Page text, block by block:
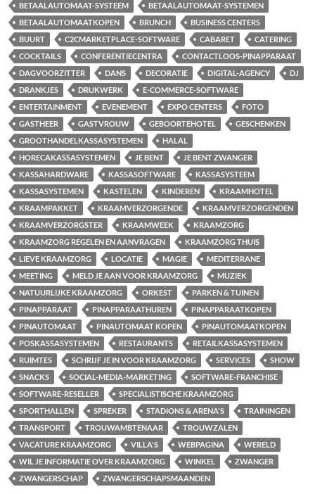
BETAALAUTOMAAT-SYSTEEM
BETAALAUTOMAAT-SYSTEMEN
BETAALAUTOMAATKOPEN
BRUNCH
BUSINESS CENTERS
BUURT
C2CMARKETPLACE-SOFTWARE CABARET
CATERING
COCKTAILS
CONFERENTIECENTRA
CONTACTLOOS-PINAPPARAAT
DAGVOORZITTER
DANS DECORATIE DIGITAL-AGENCY
DJ
DRANKJES
DRUKWERK
E-COMMERCE-SOFTWARE
ENTERTAINMENT
EVENEMENT EXPO CENTERS
FOTO
GASTHEER
GASTVROUW GEBOORTEHOTEL
GESCHENKEN
GROOTHANDELKASSASYSTEMEN
HALAL
HORECAKASSASYSTEMEN
JE BENT
JE BENT ZWANGER
KASSAHARDWARE
KASSASOFTWARE
KASSASYSTEEM
KASSASYSTEMEN
KASTELEN KINDEREN
KRAAMHOTEL
KRAAMPAKKET
KRAAMVERZORGENDE
KRAAMVERZORGENDEN
KRAAMVERZORGSTER
KRAAMWEEK
KRAAMZORG
KRAAMZORG REGELEN EN AANVRAGEN
KRAAMZORG THUIS
LIEVE KRAAMZORG
LOCATIE MAGIE
MEDITERRANE
MEETING
MELD JE AAN VOOR KRAAMZORG
MUZIEK
NATUURLIJKE KRAAMZORG
ORKEST
PARKEN & TUINEN
PINAPPARAAT
PINAPPARAATHUREN
PINAPPARAATKOPEN
PINAUTOMAAT
PINAUTOMAAT KOPEN
PINAUTOMAATKOPEN
POSKASSASYSTEMEN
RESTAURANTS
RETAILKASSASYSTEMEN
RUIMTES
SCHRIJF JE IN VOOR KRAAMZORG SERVICES
SHOW
SNACKS
SOCIAL-MEDIA-MARKETING
SOFTWARE-FRANCHISE
SOFTWARE-RESELLER
SPECIALISTISCHE KRAAMZORG
SPORTHALLEN
SPREKER STADIONS & ARENA'S
TRAININGEN
TRANSPORT
TROUWAMBTENAAR
TROUWZALEN
VACATURE KRAAMZORG
VILLA'S WEBPAGINA
WERELD
WIL JE INFORMATIE OVER KRAAMZORG
WINKEL
ZWANGER
ZWANGERSCHAP
ZWANGERSCHAPSMAANDEN